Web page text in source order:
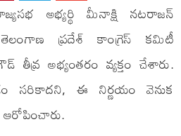
అభ్యర్థి మీనాక్షి నటరాజన్
ప్రదేశ్ కాంగ్రెస్ కమిటీ
తీవ్ర అభ్యంతరం వ్యక్తం చేశారు.
సరికాదని, ఈ నిర్ణయం వెనుక